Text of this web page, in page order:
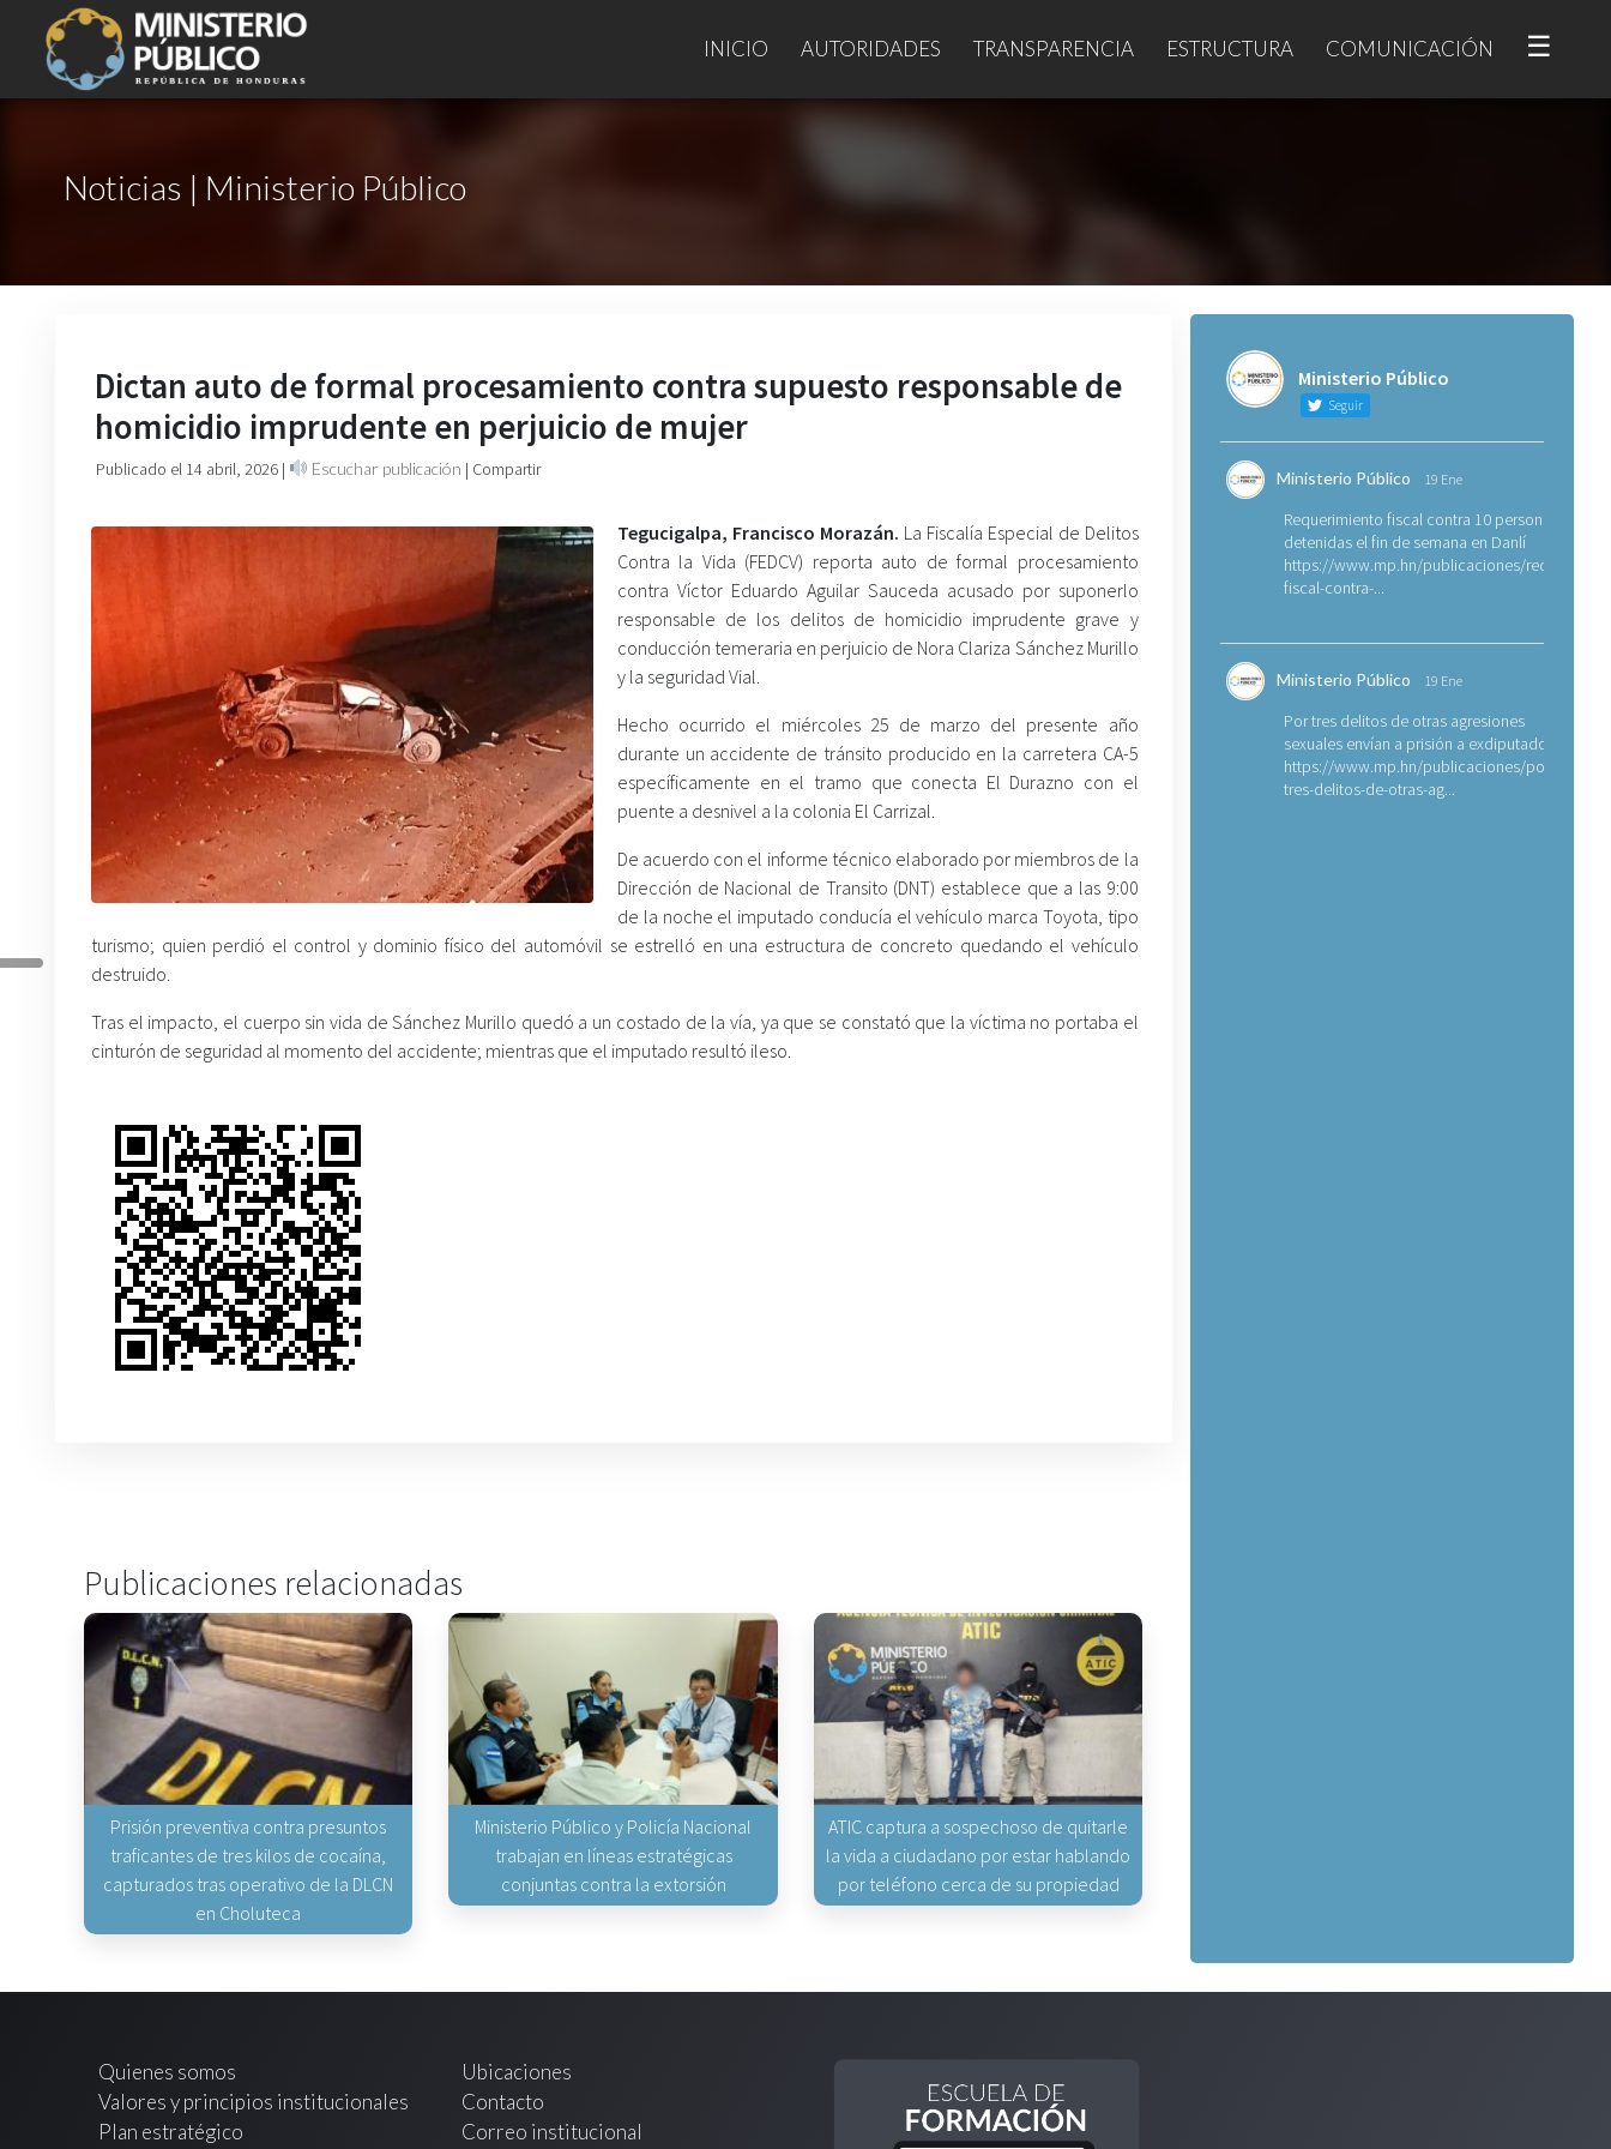
INICIO AUTORIDADES TRANSPARENCIA ESTRUCTURA COMUNICACIÓN ☰
Noticias | Ministerio Público
Dictan auto de formal procesamiento contra supuesto responsable de
homicidio imprudente en perjuicio de mujer
Publicado el 14 abril, 2026 | Escuchar publicación | Compartir
Tegucigalpa, Francisco Morazán. La Fiscalía Especial de Delitos
Contra la Vida (FEDCV) reporta auto de formal procesamiento
contra Víctor Eduardo Aguilar Sauceda acusado por suponerlo
responsable de los delitos de homicidio imprudente grave y
conducción temeraria en perjuicio de Nora Clariza Sánchez Murillo
y la seguridad Vial.
Hecho ocurrido el miércoles 25 de marzo del presente año
durante un accidente de tránsito producido en la carretera CA-5
específicamente en el tramo que conecta El Durazno con el
puente a desnivel a la colonia El Carrizal.
De acuerdo con el informe técnico elaborado por miembros de la
Dirección de Nacional de Transito (DNT) establece que a las 9:00
de la noche el imputado conducía el vehículo marca Toyota, tipo
turismo; quien perdió el control y dominio físico del automóvil se estrelló en una estructura de concreto quedando el vehículo
destruido.
Tras el impacto, el cuerpo sin vida de Sánchez Murillo quedó a un costado de la vía, ya que se constató que la víctima no portaba el
cinturón de seguridad al momento del accidente; mientras que el imputado resultó ileso.
Publicaciones relacionadas
Prisión preventiva contra presuntos
traficantes de tres kilos de cocaína,
capturados tras operativo de la DLCN
en Choluteca
Ministerio Público y Policía Nacional
trabajan en líneas estratégicas
conjuntas contra la extorsión
ATIC captura a sospechoso de quitarle
la vida a ciudadano por estar hablando
por teléfono cerca de su propiedad
Ministerio Público
Seguir
Ministerio Público 19 Ene
Requerimiento fiscal contra 10 personas
detenidas el fin de semana en Danlí
https://www.mp.hn/publicaciones/
fiscal-contra-...
Ministerio Público 19 Ene
Por tres delitos de otras agresiones
sexuales envían a prisión a exdiputado
https://www.mp.hn/publicaciones/por-
tres-delitos-de-otras-ag...
Quienes somos
Valores y principios institucionales
Plan estratégico
Ubicaciones
Contacto
Correo institucional